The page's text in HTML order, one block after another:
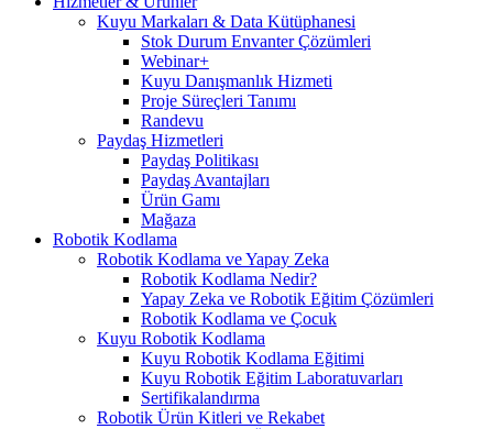
Kuyu Markaları & Data Kütüphanesi
Stok Durum Envanter Çözümleri
Webinar+
Kuyu Danışmanlık Hizmeti
Proje Süreçleri Tanımı
Randevu
Paydaş Hizmetleri
Paydaş Politikası
Paydaş Avantajları
Ürün Gamı
Mağaza
Robotik Kodlama
Robotik Kodlama ve Yapay Zeka
Robotik Kodlama Nedir?
Yapay Zeka ve Robotik Eğitim Çözümleri
Robotik Kodlama ve Çocuk
Kuyu Robotik Kodlama
Kuyu Robotik Kodlama Eğitimi
Kuyu Robotik Eğitim Laboratuvarları
Sertifikalandırma
Robotik Ürün Kitleri ve Rekabet